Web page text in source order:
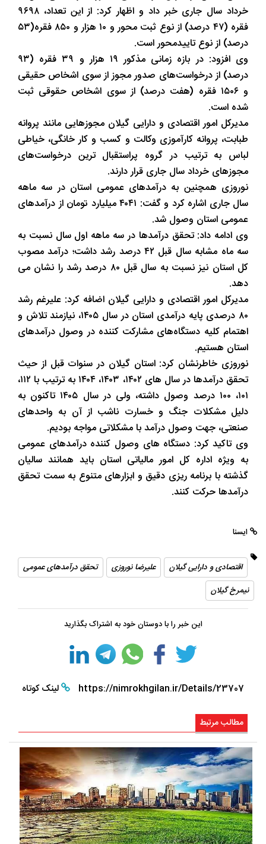
خرداد سال جاری خبر داد و اظهار کرد: از این تعداد، ۹۶۹۸
فقره (۴۷ درصد) از نوع ثبت محور و ۱۰ هزار و ۸۵۰ فقره(۵۳
درصد) از نوع تاییدمحور است.
وی افزود: در بازه زمانی مذکور ۱۹ هزار و ۳۹ فقره (۹۳
درصد) از درخواست‌های صدور مجوز از سوی اشخاص حقیقی
و ۱۵۰۶ فقره (هفت درصد) از سوی اشخاص حقوقی ثبت
شده است.
مدیرکل امور اقتصادی و دارایی گیلان مجوزهایی مانند پروانه
طبابت، پروانه کارآموزی وکالت و کسب و کار خانگی، خیاطی
لباس به ترتیب در گروه پراستقبال ترین درخواست‌های
مجوزهای خرداد سال جاری قرار دارند.
نوروزی همچنین به درآمدهای عمومی استان در سه ماهه
سال جاری اشاره کرد و گفت: ۴۰۴۱ میلیارد تومان از درآمدهای
عمومی استان وصول شد.
وی ادامه داد: تحقق درآمدها در سه ماهه اول سال نسبت به
سه ماه مشابه سال قبل ۴۲ درصد رشد داشت؛ درآمد مصوب
کل استان نیز نسبت به سال قبل ۸۰ درصد رشد را نشان می
دهد.
مدیرکل امور اقتصادی و دارایی گیلان اضافه کرد: علیرغم رشد
۸۰ درصدی پایه درآمدی استان در سال ۱۴۰۵، نیازمند تلاش و
اهتمام کلیه دستگاه‌های مشارکت کننده در وصول درآمدهای
استان هستیم.
نوروزی خاطرنشان کرد: استان گیلان در سنوات قبل از حیث
تحقق درآمدها در سال های ۱۴۰۲، ۱۴۰۳، ۱۴۰۴ به ترتیب با ۱۱۲،
۱۰۱، ۱۰۰ درصد وصول داشته، ولی در سال ۱۴۰۵ تاکنون به
دلیل مشکلات جنگ و خسارت ناشب از آن به واحدهای
صنعتی، جهت وصول درآمد با مشکلاتی مواجه بودیم.
وی تاکید کرد: دستگاه های وصول کننده درآمدهای عمومی
به ویژه اداره کل امور مالیاتی استان باید همانند سالیان
گذشته با برنامه ریزی دقیق و ابزارهای متنوع به سمت تحقق
درآمدها حرکت کنند.
ایسنا
اقتصادی و دارایی گیلان علیرضا نوروزی
تحقق درآمدهای عمومی
نیمرخ گیلان
این خبر را با دوستان خود به اشتراک بگذارید
https://nimrokhgilan.ir/Details/23707 لینک کوتاه
مطالب مرتبط